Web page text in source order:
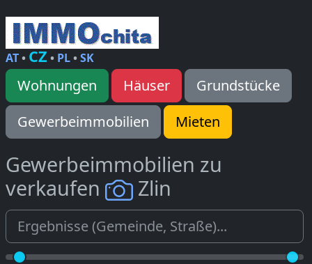
AT• CZ • PL•SK
Wohnungen Häuser
Grundstücke
Gewerbeimmobilien
Mieten
Gewerbeimmobilien zu
verkaufen
Zlin